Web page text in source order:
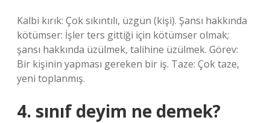
Kalbi kırık: Çok sıkıntılı, üzgün (kişi). Şansı hakkında
kötümser: İşler ters gittiği için kötümser olmak;
şansı hakkında üzülmek, talihine üzülmek. Görev:
Bir kişinin yapması gereken bir iş. Taze: Çok taze,
yeni toplanmış.
4. sınıf deyim ne demek?